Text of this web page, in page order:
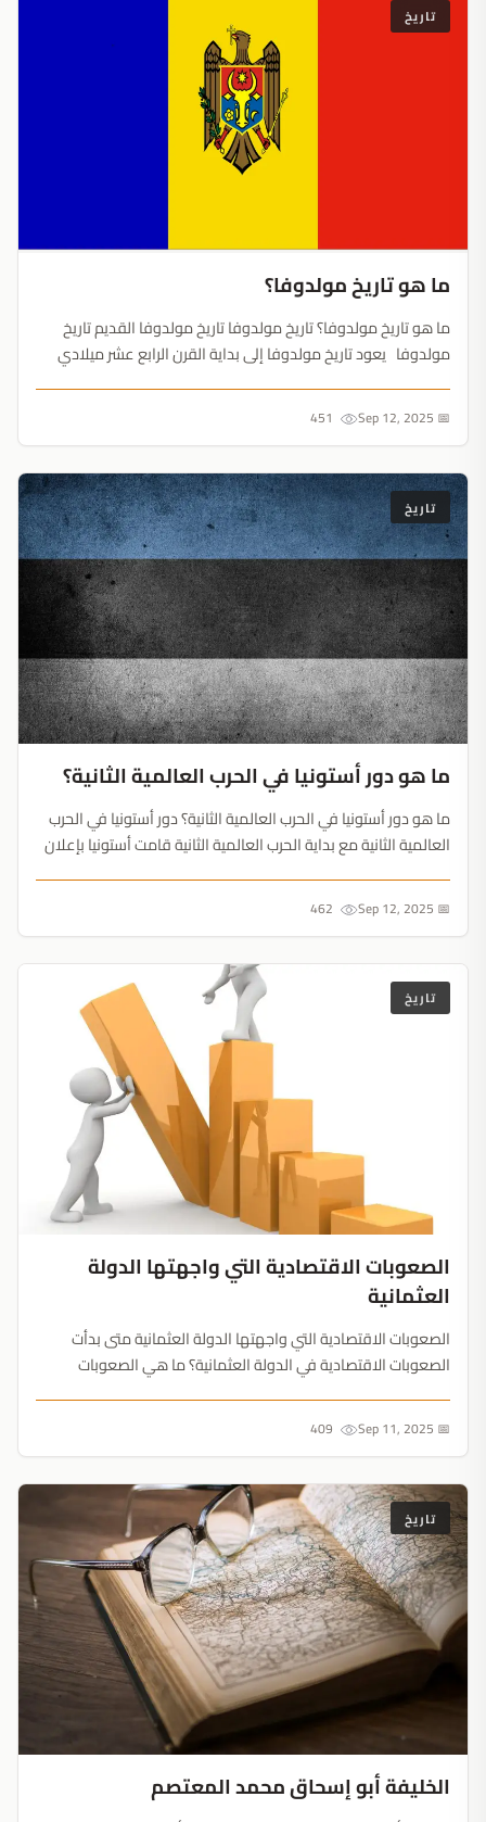
تاريخ
ما هو تاريخ مولدوفا؟
ما هو تاريخ مولدوفا؟ تاريخ مولدوفا تاريخ مولدوفا القديم تاريخ
مولدوفا يعود تاريخ مولدوفا إلى بداية القرن الرابع عشر ميلادي
تحت الحكم العثماني حتى القرن الت...📅 Sep 12, 2025
تاريخ
ما هو دور أستونيا في الحرب العالمية الثانية؟
ما هو دور أستونيا في الحرب العالمية الثانية؟ دور أستونيا في الحرب
العالمية الثانية مع بداية الحرب العالمية الثانية قامت أستونيا بإعلان
سيطرة الاتحاد السوفيتي والذي بدأ بإقامة حملة اعتقا...📅 Sep 12, 2025
تاريخ
الصعوبات الاقتصادية التي واجهتها الدولة
العثمانية
الصعوبات الاقتصادية التي واجهتها الدولة العثمانية متى بدأت
الصعوبات الاقتصادية في الدولة العثمانية؟ ما هي الصعوبات
📅 Sep 11, 2025
تاريخ
الخليفة أبو إسحاق محمد المعتصم